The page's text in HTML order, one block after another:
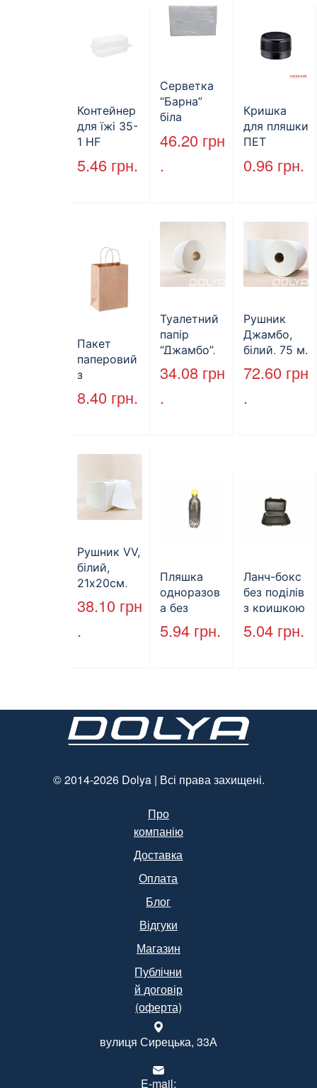
Контейнер
для їжі 35-
1 HF
227*127*85
мм
5.46 грн.
Серветка
“Барна”
біла
PAPERO
500 шт (6/
46.20 грн
.
Кришка
для пляшки
ПЕТ
стандарт
(КВ-28мм),
0.96 грн.
Пакет
паперовий
з
крученими
ручками,
мм*140 мм.
8.40 грн.
Туалетний
папір
“Джамбо”,
130м.
34.08 грн
.
Рушник
Джамбо,
білий, 75 м.
72.60 грн
.
Рушник VV,
білий,
21х20см,
160л.
38.10 грн
.
Пляшка
одноразов
а без
кришки,
ПЕТ, V=500
5.94 грн.
Ланч-бокс
без поділів
з кришкою
HP-10, 240
мм * 155
, чорний,
250 шт. /
Уп.
5.04 грн.
© 2014-2026 Dolya | Всі права захищені.
Про
компанію
Доставка
Оплата
Блог
Відгуки
Магазин
Публічни
й договір
(оферта)
вулиця Сирецька, 33А
E-mail: